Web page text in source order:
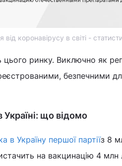
від коронавірусу в світі -
цього ринку. Виключно як
безпечними
Україні: що відомо
в Україну першої партіїз 8
на вакцинацію 4